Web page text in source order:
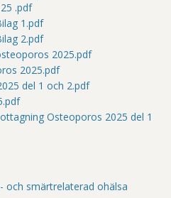
.pdf
1.pdf
2.pdf
2025.pdf
2025.pdf
del 1 och 2.pdf
Osteoporos 2025 del 1
och smärtrelaterad ohälsa